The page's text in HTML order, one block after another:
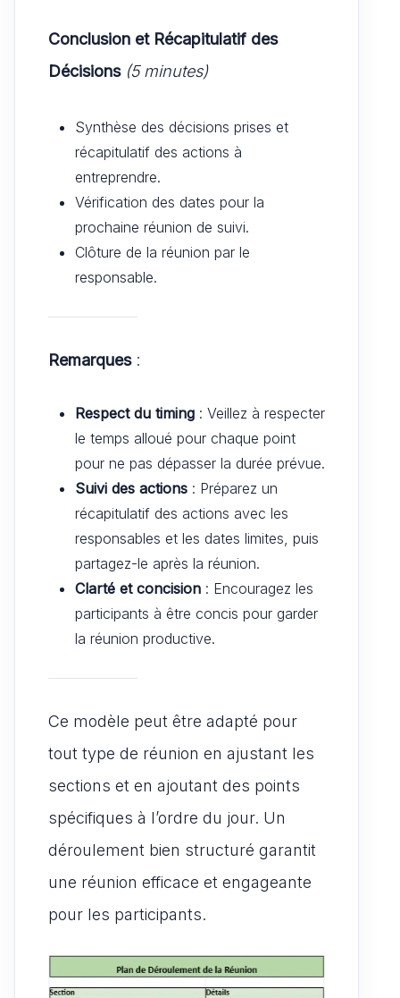
Conclusion et Récapitulatif des
Décisions (5 minutes)
Synthèse des décisions prises et
récapitulatif des actions à
entreprendre.
Vérification des dates pour la
prochaine réunion de suivi.
Clôture de la réunion par le
responsable.
Remarques:
Respect du timing : Veillez à respecter
le temps alloué pour chaque point
pour ne pas dépasser la durée prévue.
Suivi des actions : Préparez un
récapitulatif des actions avec les
responsables et les dates limites, puis
partagez-le après la réunion.
Clarté et concision : Encouragez les
participants à être concis pour garder
la réunion productive.
Ce modèle peut être adapté pour
tout type de réunion en ajustant les
sections et en ajoutant des points
spécifiques à l’ordre du jour. Un
déroulement bien structuré garantit
une réunion efficace et engageante
pour les participants.